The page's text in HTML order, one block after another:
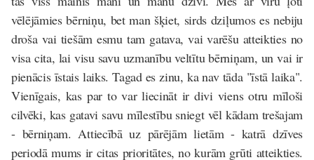
vēlējāmies bērniņu, bet man šķiet, sirds dziļumos es nebiju
droša vai tiešām esmu tam gatava, vai varēšu atteikties no
visa cita, lai visu savu uzmanību veltītu bērniņam, un vai ir
pienācis īstais laiks. Tagad es zinu, ka nav tāda "īstā laika".
Vienīgais, kas par to var liecināt ir divi viens otru mīloši
cilvēki, kas gatavi savu mīlestību sniegt vēl kādam trešajam
- bērniņam. Attiecībā uz pārējām lietām - katrā dzīves
periodā mums ir citas prioritātes, no kurām grūti atteikties.